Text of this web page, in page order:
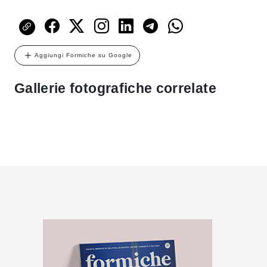
Aggiungi Formiche su Google
Gallerie fotografiche correlate